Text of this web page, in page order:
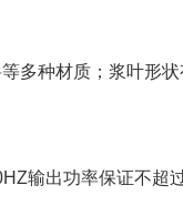
多种材质；浆叶形
输出功率保证不超